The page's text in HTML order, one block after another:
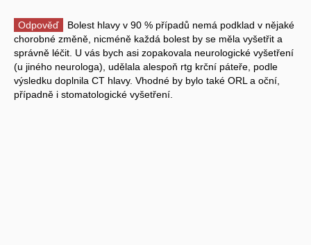
Odpověď
Bolest hlavy v 90 % případů nemá podklad v nějaké
chorobné změně, nicméně každá bolest by se měla vyšetřit a
správně léčit. U vás bych asi zopakovala neurologické vyšetření
(u jiného neurologa), udělala alespoň rtg krční páteře, podle
výsledku doplnila CT hlavy. Vhodné by bylo také ORL a oční,
případně i stomatologické vyšetření.